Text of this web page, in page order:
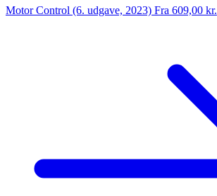
Motor Control (6. udgave, 2023) Fra 609,00 kr.